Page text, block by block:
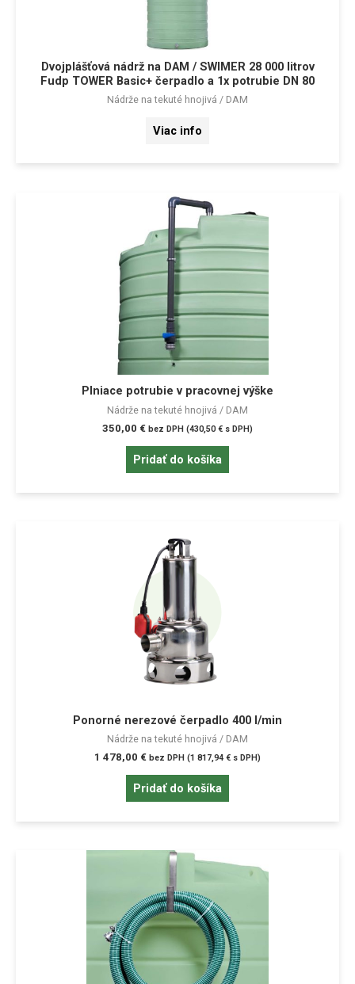
Dvojplášťová nádrž na DAM / SWIMER 28 000 litrov
Fudp TOWER Basic+ čerpadlo a 1x potrubie DN 80
Nádrže na tekuté hnojivá / DAM
Viac info
Plniace potrubie v pracovnej výške
Nádrže na tekuté hnojivá / DAM
350,00 € bez DPH (430,50€ s DPH)
Pridať do košíka
Ponorné nerezové čerpadlo 400 l/min
Nádrže na tekuté hnojivá / DAM
1 478,00 € bez DPH (1 817,94 € s DPH)
Pridať do košíka